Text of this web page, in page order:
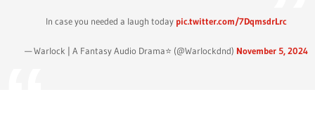
In case you needed a laugh today pic.twitter.com/7DqmsdrLrc
— Warlock | A Fantasy Audio Drama⭐ (@Warlockdnd) November 5, 2024